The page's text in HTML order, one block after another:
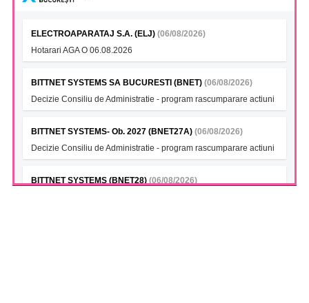
ELECTROAPARATAJ S.A. (ELJ) (06/08/2026)
Hotarari AGA O 06.08.2026
BITTNET SYSTEMS SA BUCURESTI (BNET) (06/08/2026)
Decizie Consiliu de Administratie - program rascumparare actiuni
BITTNET SYSTEMS- Ob. 2027 (BNET27A) (06/08/2026)
Decizie Consiliu de Administratie - program rascumparare actiuni
BITTNET SYSTEMS (BNET28) (06/08/2026)